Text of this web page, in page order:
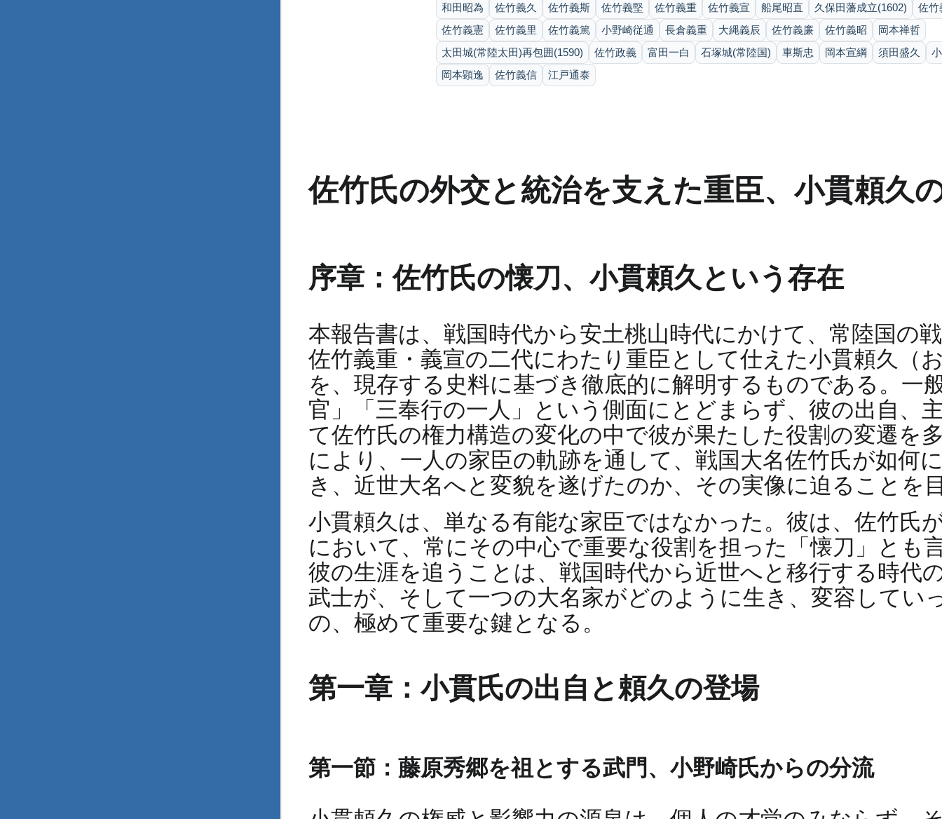
和田昭為 佐竹義久 佐竹義斯 佐竹義堅 佐竹義重 佐竹義宣 船尾昭直 久保田藩成立(1602)
佐竹
佐竹義憲
佐竹義里 佐竹義篤 小野崎従通 長倉義重 大縄義辰 佐竹義廉 佐竹義昭
岡本禅哲
太田城(常陸太田)再包囲(1590)
佐竹政義 富田一白 石塚城(常陸国) 車斯忠 岡本宣綱 須田盛久
岡本顕逸
佐竹義信 江戸通泰
佐竹氏の外交と統治を支えた重臣、小貫頼久
序章：佐竹氏の懐刀、小貫頼久という存在
本報告書は、戦国時代から安土桃山時代にかけて、常陸国の
佐竹義重・義宣の二代にわたり重臣として仕えた小貫頼久（
を、現存する史料に基づき徹底的に解明するものである。一
官」「三奉行の一人」という側面にとどまらず、彼の出自、
て佐竹氏の権力構造の変化の中で彼が果たした役割の変遷を
により、一人の家臣の軌跡を通して、戦国大名佐竹氏が如何
き、近世大名へと変貌を遂げたのか、その実像に迫ることを
小貫頼久は、単なる有能な家臣ではなかった。彼は、佐竹氏
において、常にその中心で重要な役割を担った「懐刀」とも
彼の生涯を追うことは、戦国時代から近世へと移行する時代
武士が、そして一つの大名家がどのように生き、変容してい
の、極めて重要な鍵となる。
第一章：小貫氏の出自と頼久の登場
第一節：藤原秀郷を祖とする武門、小野崎氏からの分流